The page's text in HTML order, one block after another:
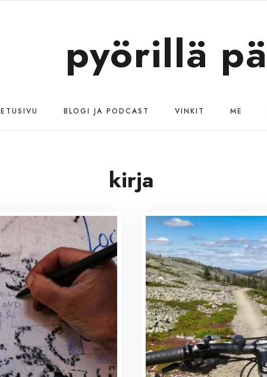
pyörillä
ETUSIVU BLOGI JA PODCAST VINKIT ME
kirja